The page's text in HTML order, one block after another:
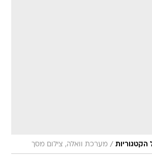
/ מערכת וואלה, צילום מסך